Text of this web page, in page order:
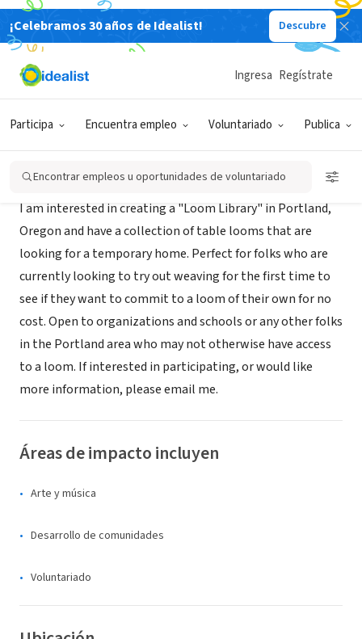
¡Celebramos 30 años de Idealist! Descubre
Participa Encuentra empleo Voluntariado Publica
Ingresa Regístrate
Encontrar empleos u oportunidades de voluntariado
ORGANIZACIÓN SIN FIN DE LUCRO
Loom Library
I am interested in creating a "Loom Library" in Portland,
Oregon and have a collection of table looms that are
looking for a temporary home. Perfect for folks who are
currently looking to try out weaving for the first time to
see if they want to commit to a loom of their own for no
cost. Open to organizations and schools or any other folks
in the Portland area who may not otherwise have access
to a loom. If interested in participating, or would like
more information, please email me.
Áreas de impacto incluyen
Arte y música
Desarrollo de comunidades
Voluntariado